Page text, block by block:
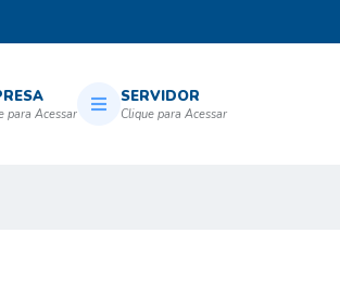
SERVIDOR